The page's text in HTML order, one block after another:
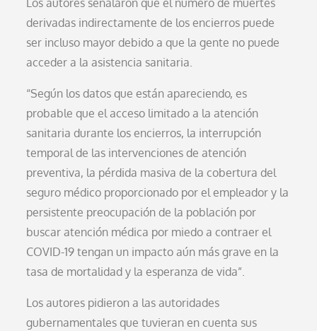
derivadas indirectamente de los encierros puede
ser incluso mayor debido a que la gente no puede
acceder a la asistencia sanitaria.
“Según los datos que están apareciendo, es
probable que el acceso limitado a la atención
sanitaria durante los encierros, la interrupción
temporal de las intervenciones de atención
preventiva, la pérdida masiva de la cobertura del
seguro médico proporcionado por el empleador y la
persistente preocupación de la población por
buscar atención médica por miedo a contraer el
COVID-19 tengan un impacto aún más grave en la
tasa de mortalidad y la esperanza de vida”.
Los autores pidieron a las autoridades
gubernamentales que tuvieran en cuenta sus